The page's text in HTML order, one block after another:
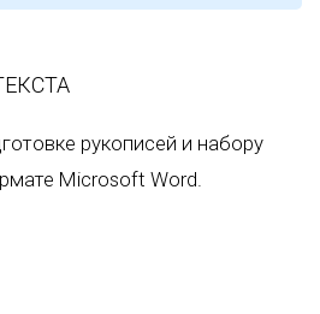
рукописей и набору
Microsoft Word.